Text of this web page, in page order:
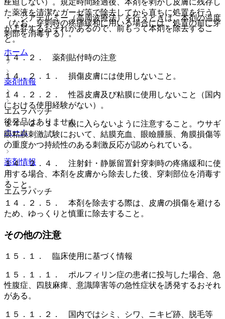
た薬液を清潔なガーゼ等で除去してから直ちに処置を行う
（なお、穿刺時の疼痛緩和に用いる場合には、処置の前に穿
刺部を消毒する）。
ホーム
薬剤情報
エムラパッチ
後発品はありません
ホーム
薬剤情報
エムラパッチ
・ ジアテルミー（高周波療法）を行うときは、本剤の温度
が上昇するおそれがあるので、前もって本剤を除去するこ
と。
１４．２． 薬剤貼付時の注意
１４．２．１． 損傷皮膚には使用しないこと。
１４．２．２． 性器皮膚及び粘膜に使用しないこと（国内
における使用経験がない）。
１４．２．３． 眼に入らないように注意すること。ウサギ
眼粘膜刺激試験において、結膜充血、眼瞼腫脹、角膜損傷等
の重度かつ持続性のある刺激反応が認められている。
１４．２．４． 注射針・静脈留置針穿刺時の疼痛緩和に使
用する場合、本剤を皮膚から除去した後、穿刺部位を消毒す
ること。
１４．２．５． 本剤を除去する際は、皮膚の損傷を避ける
ため、ゆっくりと慎重に除去すること。
その他の注意
１５．１． 臨床使用に基づく情報
１５．１．１． ポルフィリン症の患者に投与した場合、急
性腹症、四肢麻痺、意識障害等の急性症状を誘発するおそれ
がある。
１５．１．２． 国内ではシミ、シワ、ニキビ跡、脱毛等